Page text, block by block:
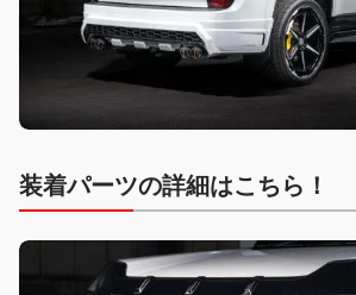
装着パーツの詳細はこちら！